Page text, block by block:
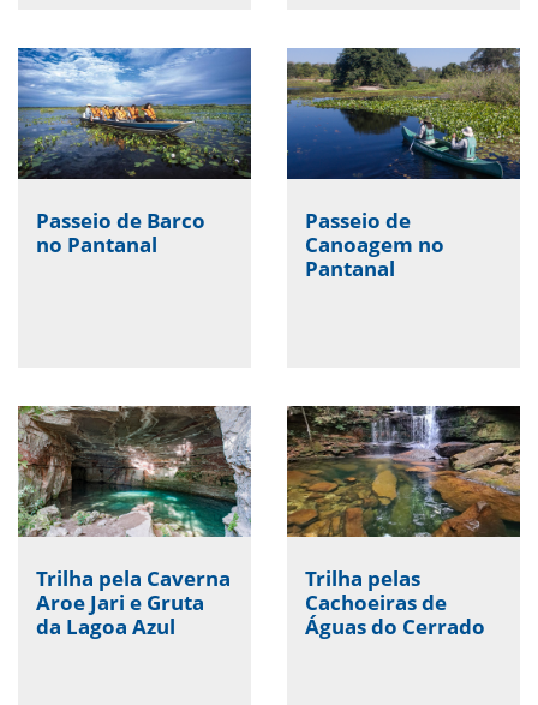
Passeio de Barco
no Pantanal
Passeio de
Canoagem no
Pantanal
Trilha pela Caverna
Aroe Jari e Gruta
da Lagoa Azul
Trilha pelas
Cachoeiras de
Águas do Cerrado